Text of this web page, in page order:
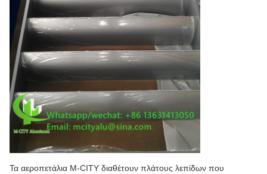
Τα αεροπετάλια M-CITY διαθέτουν πλάτους λεπίδων που